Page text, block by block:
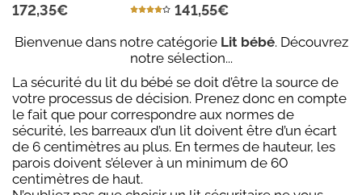
172,35€ 141,55€
Bienvenue dans notre catégorie Lit bébé. Découvrez
notre sélection...
La sécurité du lit du bébé se doit d’être la source de
votre processus de décision. Prenez donc en compte
le fait que pour correspondre aux normes de
sécurité, les barreaux d’un lit doivent être d’un écart
de 6 centimètres au plus. En termes de hauteur, les
parois doivent s’élever à un minimum de 60
centimètres de haut.